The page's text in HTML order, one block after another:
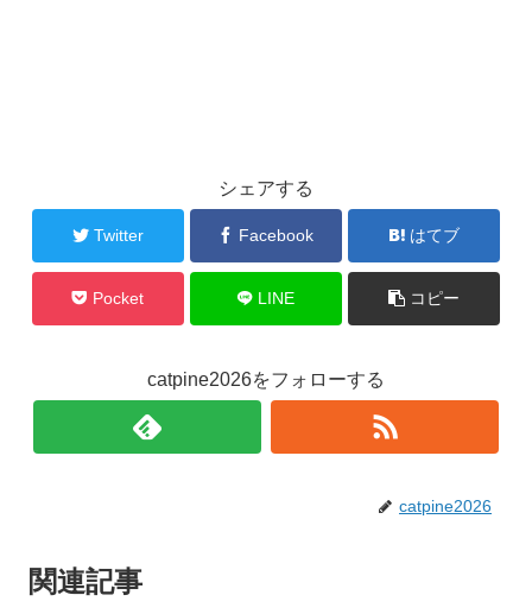
シェアする
Twitter Facebook はてブ
Pocket LINE コピー
catpine2026をフォローする
catpine2026
関連記事